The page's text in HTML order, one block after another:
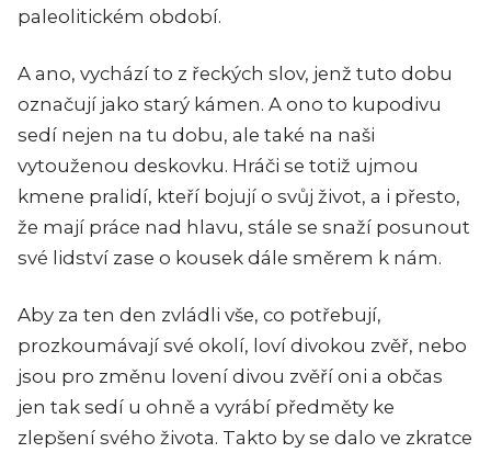
paleolitickém období.
A ano, vychází to z řeckých slov, jenž tuto dobu
označují jako starý kámen. A ono to kupodivu
sedí nejen na tu dobu, ale také na naši
vytouženou deskovku. Hráči se totiž ujmou
kmene pralidí, kteří bojují o svůj život, a i přesto,
že mají práce nad hlavu, stále se snaží posunout
své lidství zase o kousek dále směrem k nám.
Aby za ten den zvládli vše, co potřebují,
prozkoumávají své okolí, loví divokou zvěř, nebo
jsou pro změnu lovení divou zvěří oni a občas
jen tak sedí u ohně a vyrábí předměty ke
zlepšení svého života. Takto by se dalo ve zkratce